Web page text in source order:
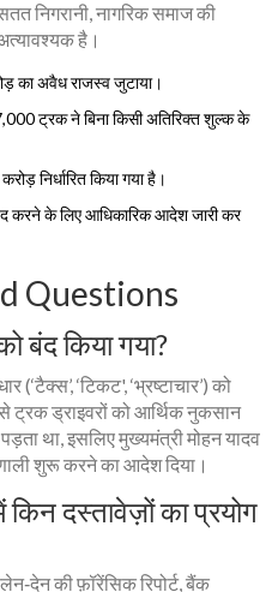
निगरानी, नागरिक समाज की
है।
का अवैध राजस्व जुटाया।
ट्रक ने बिना किसी अतिरिक्त शुल्क के
निर्धारित किया गया है।
करने के लिए आधिकारिक आदेश जारी कर
Questions
बंद किया गया?
‘टिकट', ‘भ्रष्टाचार’) को
ट्रक ड्राइवरों को आर्थिक नुकसान
था, इसलिए मुख्यमंत्री मोहन यादव
शुरू करने का आदेश दिया।
किन दस्तावेज़ों का प्रयोग
की फ़ॉरेंसिक रिपोर्ट, बैंक